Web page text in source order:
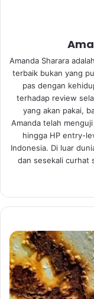
Amanda Sharara
terbaik bukan yang
pas dengan
terhadap review
yang akan pakai,
Amanda telah
hingga HP entry-
Indonesia. Di luar
dan sesekali curhat